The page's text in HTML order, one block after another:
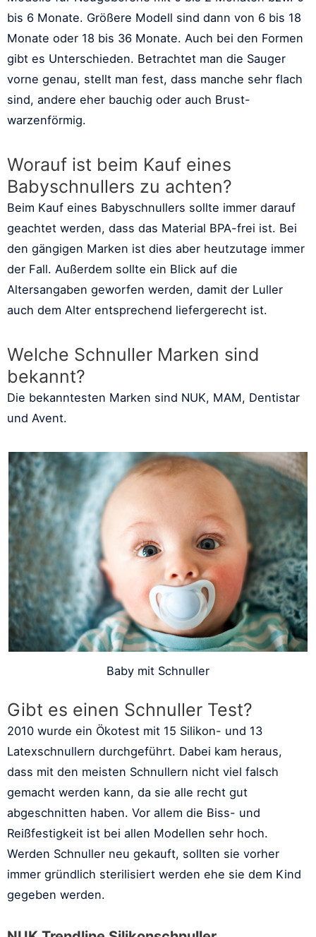
bis 6 Monate. Größere Modell sind dann von 6 bis 18
Monate oder 18 bis 36 Monate. Auch bei den Formen
gibt es Unterschieden. Betrachtet man die Sauger
vorne genau, stellt man fest, dass manche sehr flach
sind, andere eher bauchig oder auch Brust-
warzenförmig.
Worauf ist beim Kauf eines
Babyschnullers zu achten?
Beim Kauf eines Babyschnullers sollte immer darauf
geachtet werden, dass das Material BPA-frei ist. Bei
den gängigen Marken ist dies aber heutzutage immer
der Fall. Außerdem sollte ein Blick auf die
Altersangaben geworfen werden, damit der Luller
auch dem Alter entsprechend liefergerecht ist.
Welche Schnuller Marken sind
bekannt?
Die bekanntesten Marken sind NUK, MAM, Dentistar
und Avent.
Baby mit Schnuller
Gibt es einen Schnuller Test?
2010 wurde ein Ökotest mit 15 Silikon- und 13
Latexschnullern durchgeführt. Dabei kam heraus,
dass mit den meisten Schnullern nicht viel falsch
gemacht werden kann, da sie alle recht gut
abgeschnitten haben. Vor allem die Biss- und
Reißfestigkeit ist bei allen Modellen sehr hoch.
Werden Schnuller neu gekauft, sollten sie vorher
immer gründlich sterilisiert werden ehe sie dem Kind
gegeben werden.